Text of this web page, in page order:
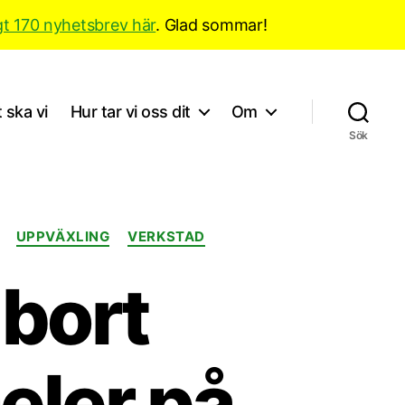
170 nyhetsbrev här. Glad sommar!
ska vi Hur tar vi oss dit Om
Sök
UPPVÄXLING VERKSTAD